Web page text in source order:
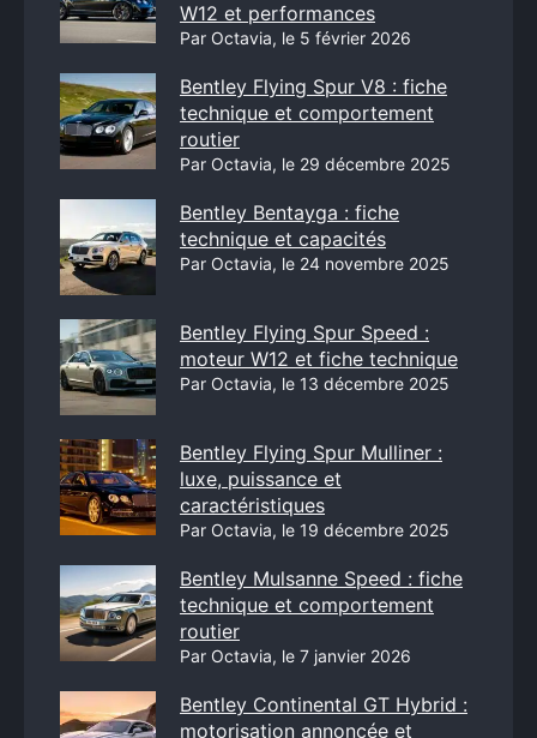
W12 et performances
Par Octavia, le 5 février 2026
Bentley Flying Spur V8 : fiche
technique et comportement
routier
Par Octavia, le 29 décembre 2025
Bentley Bentayga : fiche
technique et capacités
Par Octavia, le 24 novembre 2025
Bentley Flying Spur Speed :
moteur W12 et fiche technique
Par Octavia, le 13 décembre 2025
Bentley Flying Spur Mulliner :
luxe, puissance et
caractéristiques
Par Octavia, le 19 décembre 2025
Bentley Mulsanne Speed : fiche
technique et comportement
routier
Par Octavia, le 7 janvier 2026
Bentley Continental GT Hybrid :
motorisation annoncée et